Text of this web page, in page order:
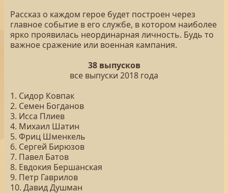
Рассказ о каждом герое будет построен через
главное событие в его службе, в котором наиболее
ярко проявилась неординарная личность. Будь то
важное сражение или военная кампания.
38 выпусков
все выпуски 2018 года
1. Сидор Ковпак
2. Семен Богданов
3. Исса Плиев
4. Михаил Шатин
5. Фриц Шменкель
6. Сергей Бирюзов
7. Павел Батов
8. Евдокия Бершанская
9. Петр Гаврилов
10. Давид Душман